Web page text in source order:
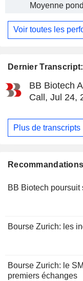
Dernier
BB Biotech
Call, Jul 24,
Plus de transcripts
BB Biotech poursuit
Bourse Zurich: les
Bourse Zurich: le
premiers échanges
Moyenne
Voir toutes les